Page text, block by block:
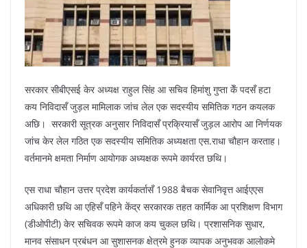
सरकार सीबीएसई केर अध्यक्ष राहुल सिंह आ सचिव हिमांशु गुप्ता केँ पदसँ हटा
कय निविदासँ जुड़ल मामिलाक जांच लेल एक सदस्यीय समितिक गठन कयलक
अछि। सरकारी सूत्रक अनुसार निविदासँ प्रक्रियासँ जुड़ल आरोप आ निर्णयक
जांच केर लेल गठित एक सदस्यीय समितिक अध्यक्षता एस.राधा चौहान करताह।
वर्तमानमे क्षमता निर्माण आयोगक अध्यक्षक रूपमे कार्यरत छथि।
एस राधा चौहान उत्तर प्रदेश कार्यकर्तासँ 1988 बैचक सेवानिवृत्त आईएएस
अधिकारी छथि आ एहिसँ पहिने केंद्र सरकारक तहत कार्मिक आ प्रशिक्षण विभाग
(डीओपीटी) केर सचिवक रूपमे काज कय चुकल छथि। प्रशासनिक सुधार,
मानव संसाधन प्रबंधन आ सुशासनक क्षेत्रमे हुनक व्यापक अनुभवक आलोकमे